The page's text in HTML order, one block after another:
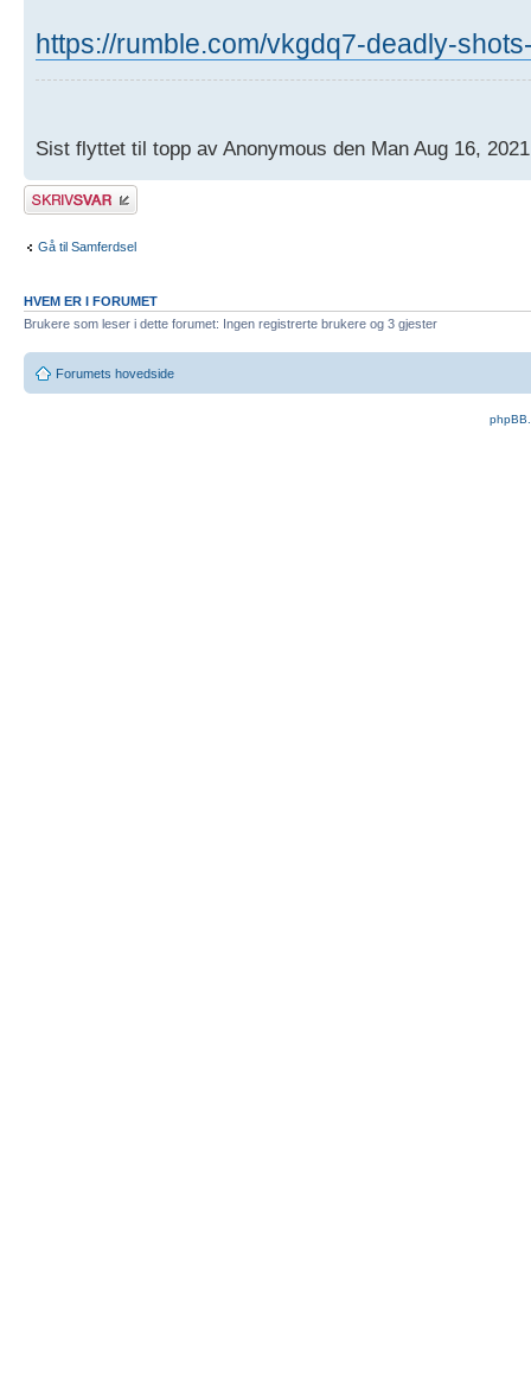
https://rumble.com/vkgdq7-deadly-
Sist flyttet til topp av Anonymous den Man Aug 16,
Skriv et svar
Gå til Samferdsel
HVEM ER I FORUMET
Brukere som leser i dette forumet: Ingen registrerte brukere og 3 gjester
Forumets hovedside